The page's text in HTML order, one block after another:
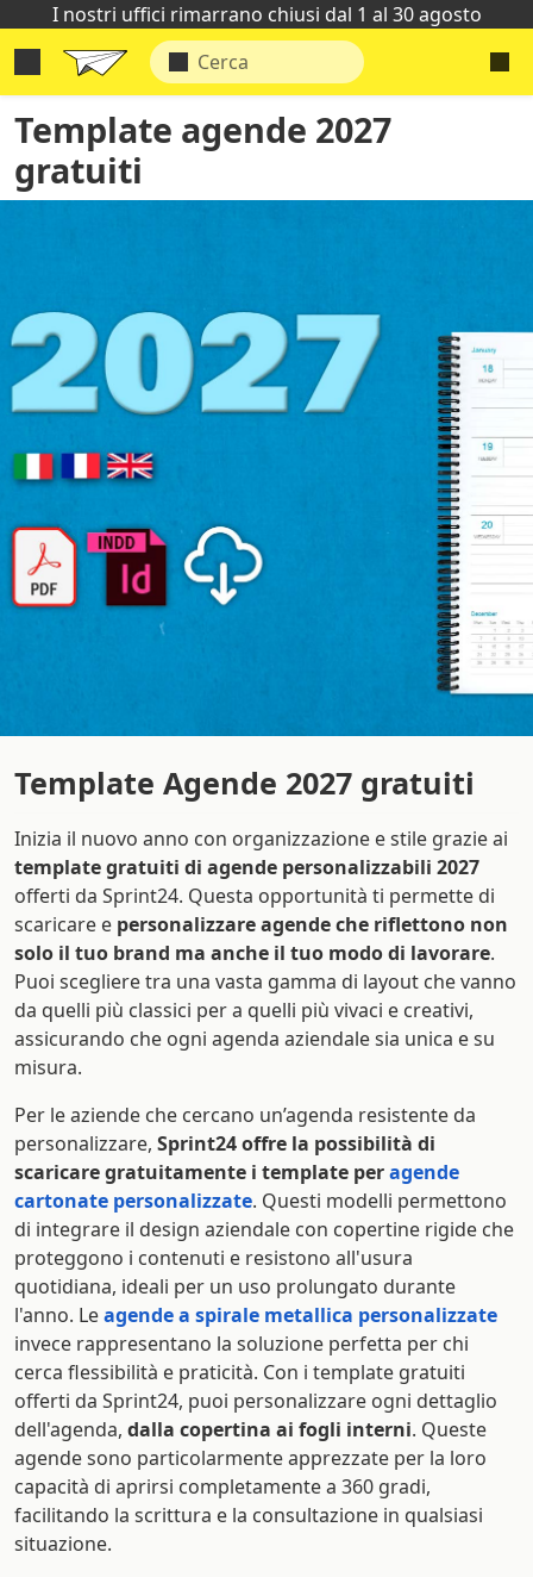
I nostri uffici rimarrano chiusi dal 1 al 30 agosto
Template agende 2027
gratuiti
Template Agende 2027 gratuiti
Inizia il nuovo anno con organizzazione e stile grazie ai
template gratuiti di agende personalizzabili 2027
offerti da Sprint24. Questa opportunità ti permette di
scaricare e personalizzare agende che riflettono non
solo il tuo brand ma anche il tuo modo di lavorare.
Puoi scegliere tra una vasta gamma di layout che vanno
da quelli più classici per a quelli più vivaci e creativi,
assicurando che ogni agenda aziendale sia unica e su
misura.
Per le aziende che cercano un’agenda resistente da
personalizzare, Sprint24 offre la possibilità di
scaricare gratuitamente i template peragende
cartonate personalizzate. Questi modelli permettono
di integrare il design aziendale con copertine rigide che
proteggono i contenuti e resistono all'usura
quotidiana, ideali per un uso prolungato durante
l'anno. Leagende a spirale metallica personalizzate
invece rappresentano la soluzione perfetta per chi
cerca flessibilità e praticità. Con i template gratuiti
offerti da Sprint24, puoi personalizzare ogni dettaglio
dell'agenda, dalla copertina ai fogli interni. Queste
agende sono particolarmente apprezzate per la loro
capacità di aprirsi completamente a 360 gradi,
facilitando la scrittura e la consultazione in qualsiasi
situazione.